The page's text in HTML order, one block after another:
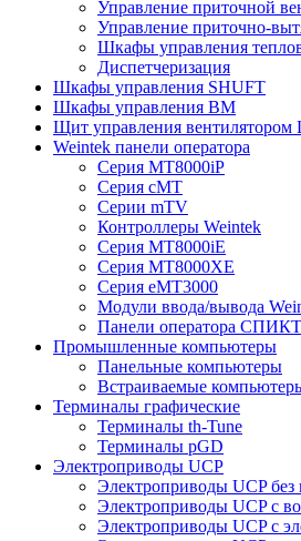
Управление приточной
Управление приточно-
Шкафы управления
Диспетчеризация
Шкафы управления SHUFT
Шкафы управления BM
Щит управления
Weintek панели оператора
Серия MT8000iP
Серия cMT
Серии mTV
Контроллеры Weintek
Серия MT8000iE
Серия MT8000XE
Серия eMT3000
Модули ввода/вывода
Панели оператора
Промышленные компьютеры
Панельные компьютеры
Встраиваемые
Терминалы графические
Терминалы th-Tune
Терминалы pGD
Электроприводы UCP
Электроприводы UCP
Электроприводы UCP с
Электроприводы UCP с